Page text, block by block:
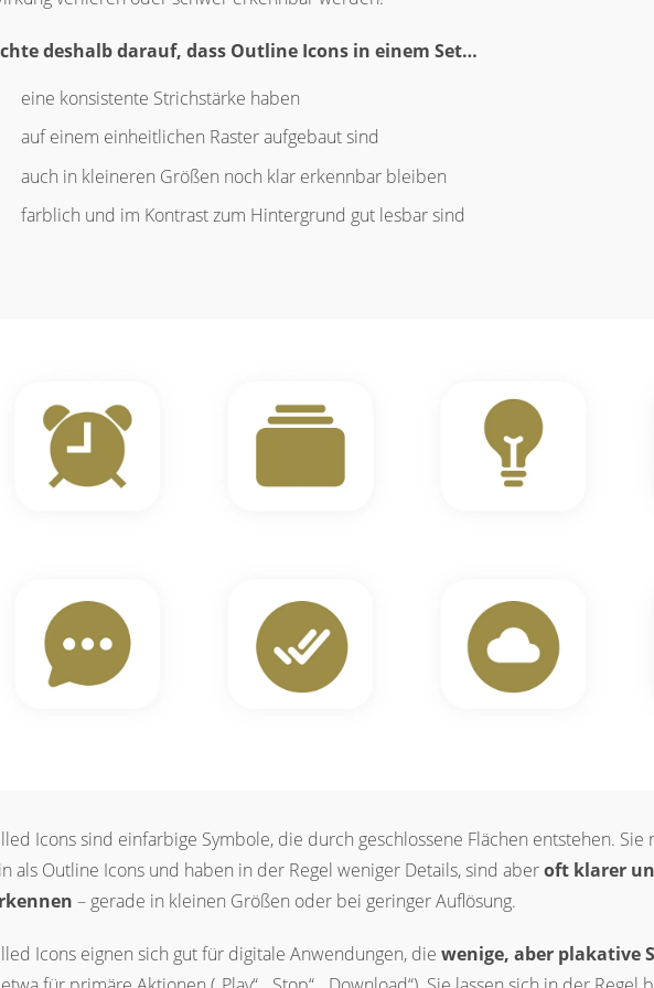
deshalb darauf, dass Outline Icons in einem Set…
eine konsistente Strichstärke haben
auf einem einheitlichen Raster aufgebaut sind
auch in kleineren Größen noch klar erkennbar bleiben
farblich und im Kontrast zum Hintergrund gut lesbar sind
Icons sind einfarbige Symbole, die durch geschlossene Flächen entstehen. Sie
als Outline Icons und haben in der Regel weniger Details, sind aberoft klarer
– gerade in kleinen Größen oder bei geringer Auflösung.
Icons eignen sich gut für digitale Anwendungen, die wenige, aber plakative